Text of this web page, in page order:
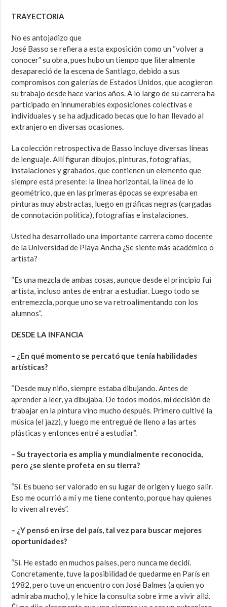
TRAYECTORIA
No es antojadizo que
José Basso se refiera a esta exposición como un “volver a
conocer” su obra, pues hubo un tiempo que literalmente
desapareció de la escena de Santiago, debido a sus
compromisos con galerías de Estados Unidos, que acogieron
su trabajo desde hace varios años. A lo largo de su carrera ha
participado en innumerables exposiciones colectivas e
individuales y se ha adjudicado becas que lo han llevado al
extranjero en diversas ocasiones.
La colección retrospectiva de Basso incluye diversas líneas
de lenguaje. Allí figuran dibujos, pinturas, fotografías,
instalaciones y grabados, que contienen un elemento que
siempre está presente: la línea horizontal, la línea de lo
geométrico, que en las primeras épocas se expresaba en
pinturas muy abstractas, luego en gráficas negras (cargadas
de connotación política), fotografías e instalaciones.
Usted ha desarrollado una importante carrera como docente
de la Universidad de Playa Ancha ¿Se siente más académico o
artista?
“Es una mezcla de ambas cosas, aunque desde el principio fui
artista, incluso antes de entrar a estudiar. Luego todo se
entremezcla, porque uno se va retroalimentando con los
alumnos”.
DESDE LA INFANCIA
– ¿En qué momento se percató que tenía habilidades
artísticas?
“Desde muy niño, siempre estaba dibujando. Antes de
aprender a leer, ya dibujaba. De todos modos, mi decisión de
trabajar en la pintura vino mucho después. Primero cultivé la
música (el jazz), y luego me entregué de lleno a las artes
plásticas y entonces entré a estudiar”.
– Su trayectoria es amplia y mundialmente reconocida,
pero ¿se siente profeta en su tierra?
“Sí. Es bueno ser valorado en su lugar de origen y luego salir.
Eso me ocurrió a mí y me tiene contento, porque hay quienes
lo viven al revés”.
– ¿Y pensó en irse del país, tal vez para buscar mejores
oportunidades?
“Sí. He estado en muchos países, pero nunca me decidí.
Concretamente, tuve la posibilidad de quedarme en París en
1982, pero tuve un encuentro con José Balmes (a quien yo
admiraba mucho), y le hice la consulta sobre irme a vivir allá.